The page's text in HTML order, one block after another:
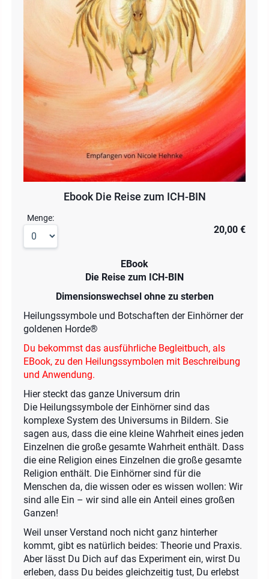
Ebook Die Reise zum ICH-BIN
Menge:
20,00 €
EBook
Die Reise zum ICH-BIN
Dimensionswechsel ohne zu sterben
Heilungssymbole und Botschaften der Einhörner der
goldenen Horde®
Du bekommst das ausführliche Begleitbuch, als
EBook, zu den Heilungssymbolen mit Beschreibung
und Anwendung.
Hier steckt das ganze Universum drin
Die Heilungssymbole der Einhörner sind das
komplexe System des Universums in Bildern. Sie
sagen aus, dass die eine kleine Wahrheit eines jeden
Einzelnen die große gesamte Wahrheit enthält. Dass
die eine Religion eines Einzelnen die große gesamte
Religion enthält. Die Einhörner sind für die
Menschen da, die wissen oder es wissen wollen: Wir
sind ­alle Ein – wir sind alle ein Anteil eines großen
Ganzen!
Weil unser Verstand noch nicht ganz hinterher
kommt, gibt es natürlich beides: Theorie und Praxis.
Aber lässt Du Dich auf das Experiment ein, wirst Du
erleben, dass Du beides gleichzeitig tust, Du erlebst